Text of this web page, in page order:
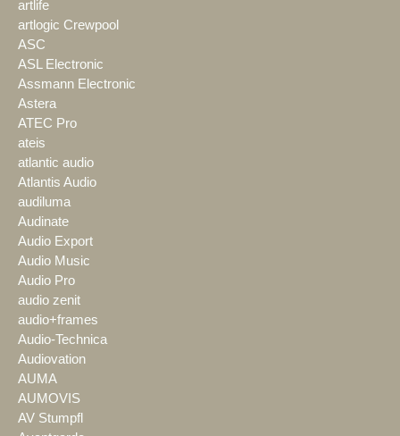
artlife
artlogic Crewpool
ASC
ASL Electronic
Assmann Electronic
Astera
ATEC Pro
ateis
atlantic audio
Atlantis Audio
audiluma
Audinate
Audio Export
Audio Music
Audio Pro
audio zenit
audio+frames
Audio-Technica
Audiovation
AUMA
AUMOVIS
AV Stumpfl